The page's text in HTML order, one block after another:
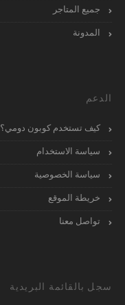
جميع المتاجر
المدونة
الدعم
كيف تستخدم كوبون دومي؟
سياسة الاستخدام
سياسة الخصوصية
خريطة الموقع
تواصل معنا
سجل بالقائمة البريدية